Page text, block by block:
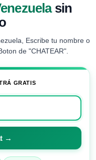
sin
Escribe tu nombre o
de "CHATEAR".
GRATIS
→